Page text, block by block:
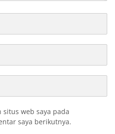
web saya pada
saya berikutnya.